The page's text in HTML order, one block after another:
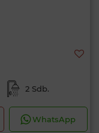
2 Sdb.
WhatsApp